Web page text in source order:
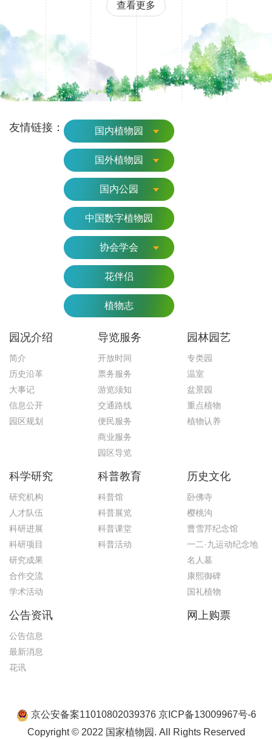
查看更多
友情链接： 国内植物园
国外植物园
国内公园
中国数字植物园
协会学会
花伴侣
植物志
园况介绍
简介
历史沿革
大事记
信息公开
园区规划
导览服务
开放时间
票务服务
游览须知
交通路线
便民服务
商业服务
园区导览
园林园艺
专类园
温室
盆景园
重点植物
植物认养
科学研究
研究机构
人才队伍
科研进展
科研项目
研究成果
合作交流
学术活动
科普教育
科普馆
科普展览
科普课堂
科普活动
历史文化
卧佛寺
樱桃沟
曹雪芹纪念馆
一二·九运动纪念地
名人墓
康熙御碑
国礼植物
公告资讯
公告信息
最新消息
花讯
网上购票
京公安备案11010802039376 京ICP备13009967号-6
Copyright © 2022 国家植物园. All Rights Reserved